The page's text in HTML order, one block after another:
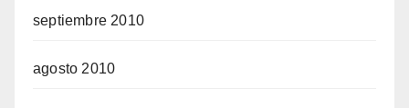
septiembre 2010
agosto 2010